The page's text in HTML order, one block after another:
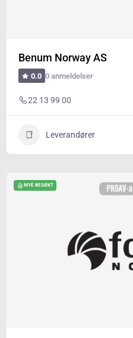
Benum Norway AS
0.0 0 anmeldelser
22 13 99 00
Leverandører
MYE BESØKT